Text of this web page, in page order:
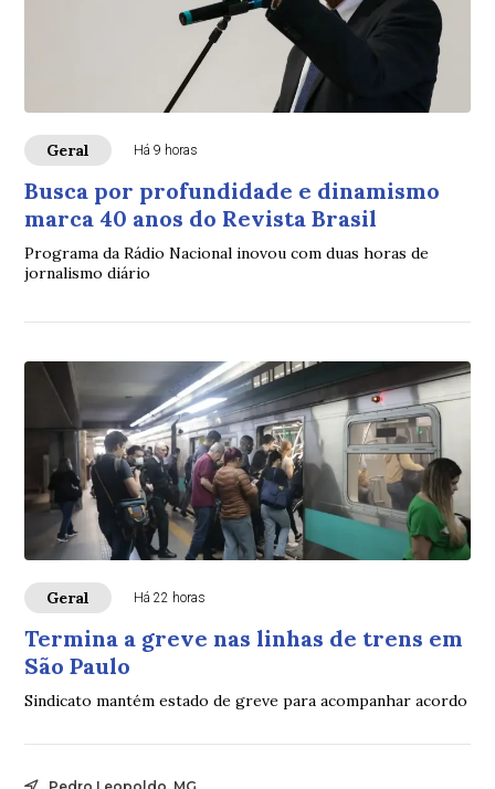
Geral Há 9 horas
Busca por profundidade e dinamismo
marca 40 anos do Revista Brasil
Programa da Rádio Nacional inovou com duas horas de
jornalismo diário
Geral Há 22 horas
Termina a greve nas linhas de trens em
São Paulo
Sindicato mantém estado de greve para acompanhar acordo